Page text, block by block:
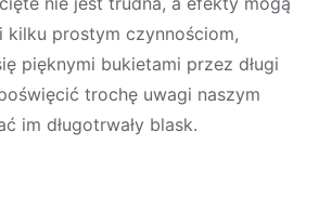
kilku prostym czynnościom,
pięknymi bukietami przez długi
trochę uwagi naszym
im długotrwały blask.